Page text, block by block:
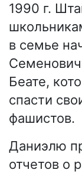
1990 г.
в семье
Беате,
спасти
фашистов.
Даниэлю
отчетов о